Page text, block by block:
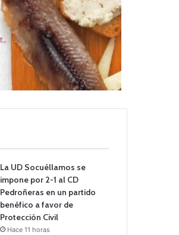
La UD Socuéllamos se
impone por 2-1 al CD
Pedroñeras en un partido
benéfico a favor de
Protección Civil
Hace 11 horas